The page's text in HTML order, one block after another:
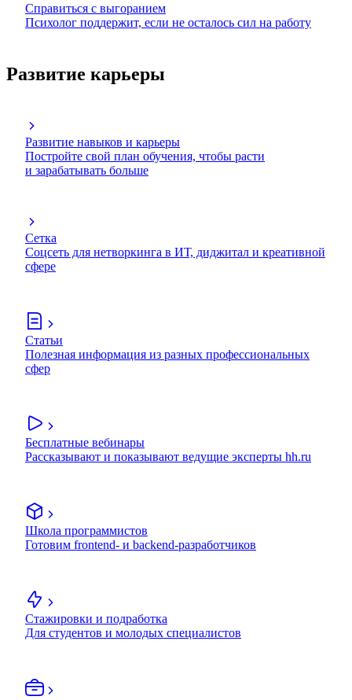
Справиться с выгоранием
Психолог поддержит, если не осталось сил на работу
Развитие карьеры
Развитие навыков и карьеры
Постройте свой план обучения, чтобы расти
и зарабатывать больше
Сетка
Соцсеть для нетворкинга в ИТ, диджитал и креативной
сфере
Статьи
Полезная информация из разных профессиональных
сфер
Бесплатные вебинары
Рассказывают и показывают ведущие эксперты hh.ru
Школа программистов
Готовим frontend- и backend-разработчиков
Стажировки и подработка
Для студентов и молодых специалистов